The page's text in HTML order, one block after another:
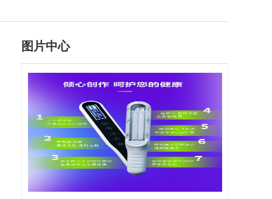
图片中心